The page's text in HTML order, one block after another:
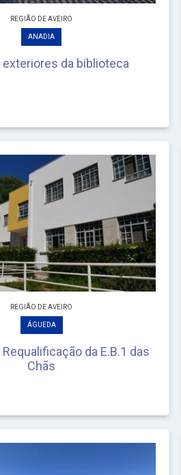
REGIÃO DE AVEIRO
ANADIA
da biblioteca
REGIÃO DE AVEIRO
ÁGUEDA
da E.B.1 das
Chãs